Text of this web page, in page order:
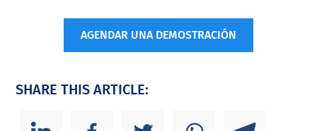
AGENDAR UNA DEMOSTRACIÓN
SHARE THIS ARTICLE: